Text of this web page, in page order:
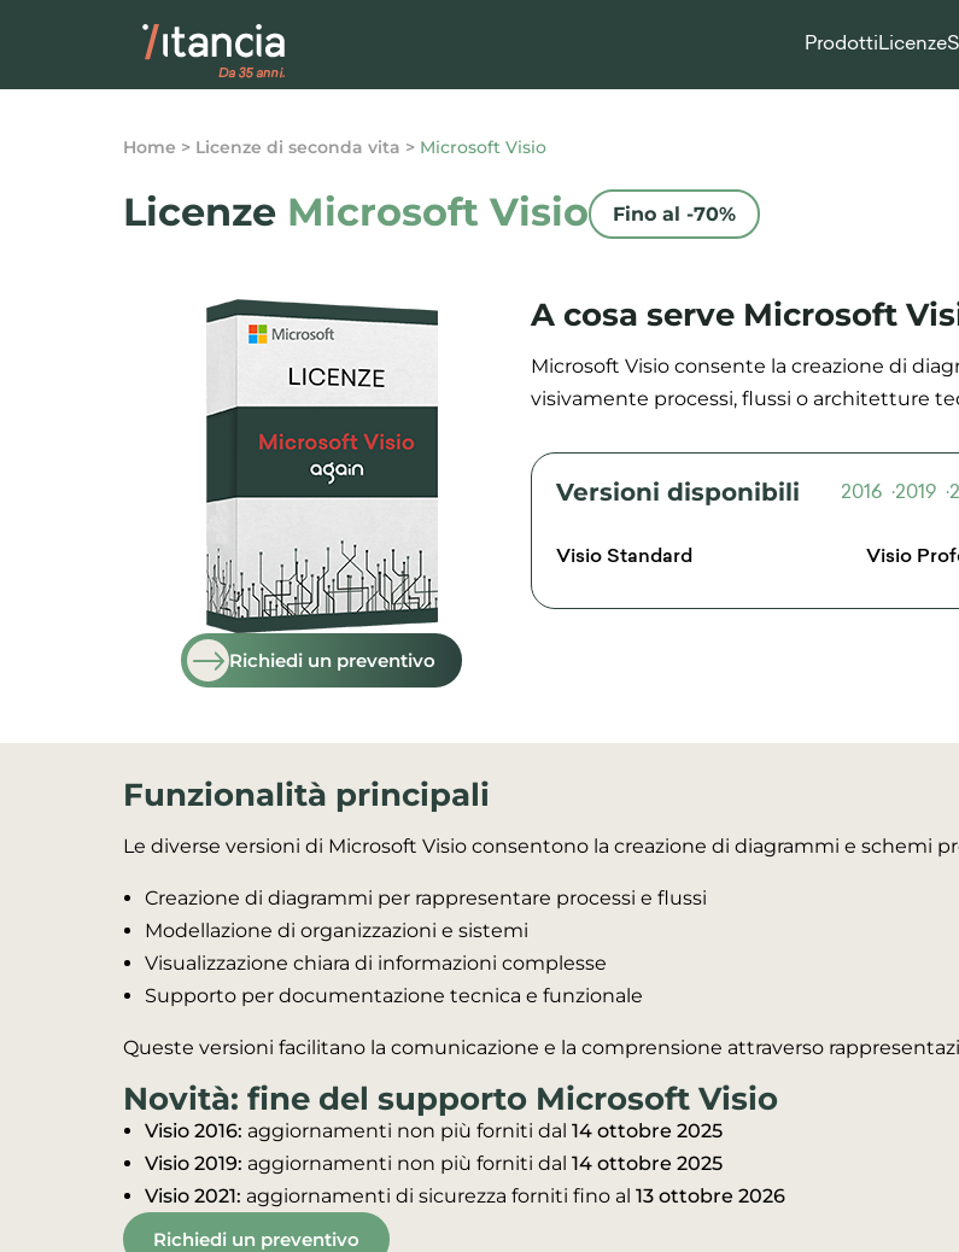
Prodotti Licenze
Home > Licenze di seconda vita > Microsoft Visio
Licenze Microsoft Visio Fino al -70%
Richiedi un preventivo
A cosa serve Microsoft
Microsoft Visio consente la creazione di
visivamente processi, flussi o architetture
Versioni disponibili 2016 2019
Visio Standard Visio
Funzionalità principali
Le diverse versioni di Microsoft Visio consentono la creazione di diagrammi e schemi
Creazione di diagrammi per rappresentare processi e flussi
Modellazione di organizzazioni e sistemi
Visualizzazione chiara di informazioni complesse
Supporto per documentazione tecnica e funzionale
Queste versioni facilitano la comunicazione e la comprensione attraverso
Novità: fine del supporto Microsoft Visio
Visio 2016: aggiornamenti non più forniti dal 14 ottobre 2025
Visio 2019: aggiornamenti non più forniti dal 14 ottobre 2025
Visio 2021: aggiornamenti di sicurezza forniti fino al 13 ottobre 2026
Richiedi un preventivo